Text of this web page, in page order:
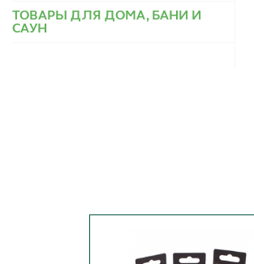
ТОВАРЫ ДЛЯ ДОМА, БАНИ И
САУН